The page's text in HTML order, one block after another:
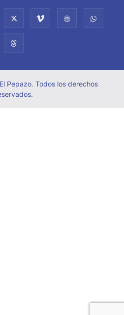
Pepazo. Todos los derechos